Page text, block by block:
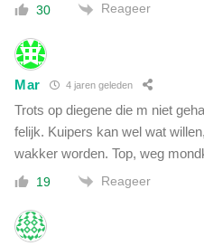
30 Reageer
Mar 4 jaren geleden
Trots op diegene die m niet
felijk. Kuipers kan wel wat
wakker worden. Top, weg
19 Reageer